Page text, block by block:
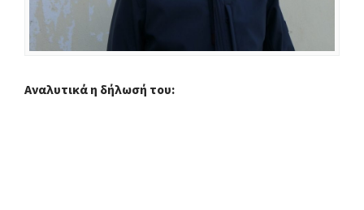
Αναλυτικά η δήλωσή του: